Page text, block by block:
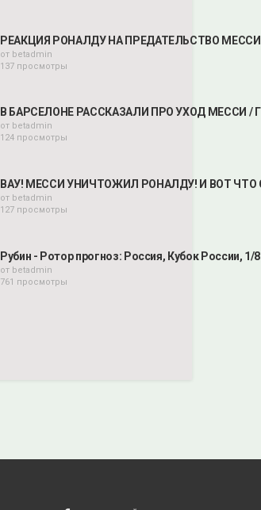
РЕАКЦИЯ РОНАЛДУ НА ПРЕДАТЕЛЬСТВО МЕССИ /
от betadmin
137 просмотры
В БАРСЕЛОНЕ РАССКАЗАЛИ ПРО УХОД МЕССИ /
от betadmin
124 просмотры
ВАУ! МЕССИ УНИЧТОЖИЛ РОНАЛДУ! И ВОТ ЧТО
от betadmin
127 просмотры
Рубин - Ротор прогноз: Россия, Кубок России,
от betadmin
761 просмотры